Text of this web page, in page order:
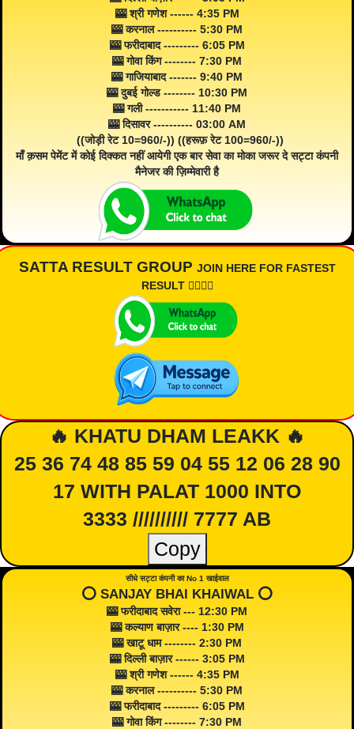
🎰 श्री गणेश ------ 4:35 PM
🎰 करनाल ---------- 5:30 PM
🎰 फरीदाबाद --------- 6:05 PM
🎰 गोवा किंग -------- 7:30 PM
🎰 गाजियाबाद ------- 9:40 PM
🎰 दुबई गोल्ड -------- 10:30 PM
🎰 गली ----------- 11:40 PM
🎰 दिसावर ---------- 03:00 AM
((जोड़ी रेट 10=960/-)) ((हरूफ़ रेट 100=960/-))
माँ क़सम पेमेंट में कोई दिक्कत नहीं आयेगी एक बार सेवा का मोका जरूर दे सट्टा कंपनी
मैनेजर की ज़िम्मेवारी है
SATTA RESULT GROUP JOIN HERE FOR FASTEST
RESULT 👇🏾👇🏾
🔥 KHATU DHAM LEAKK 🔥
25 36 74 48 85 59 04 55 12 06 28 90
17 WITH PALAT 1000 INTO
3333 ////////// 7777 AB
Copy
सीधे सट्टा कंपनी का No 1 खाईवाल
⭕️ SANJAY BHAI KHAIWAL ⭕️
🎰 फरीदाबाद सवेरा --- 12:30 PM
🎰 कल्याण बाज़ार ---- 1:30 PM
🎰 खाटू धाम -------- 2:30 PM
🎰 दिल्ली बाज़ार ------ 3:05 PM
🎰 श्री गणेश ------ 4:35 PM
🎰 करनाल ---------- 5:30 PM
🎰 फरीदाबाद --------- 6:05 PM
🎰 गोवा किंग -------- 7:30 PM